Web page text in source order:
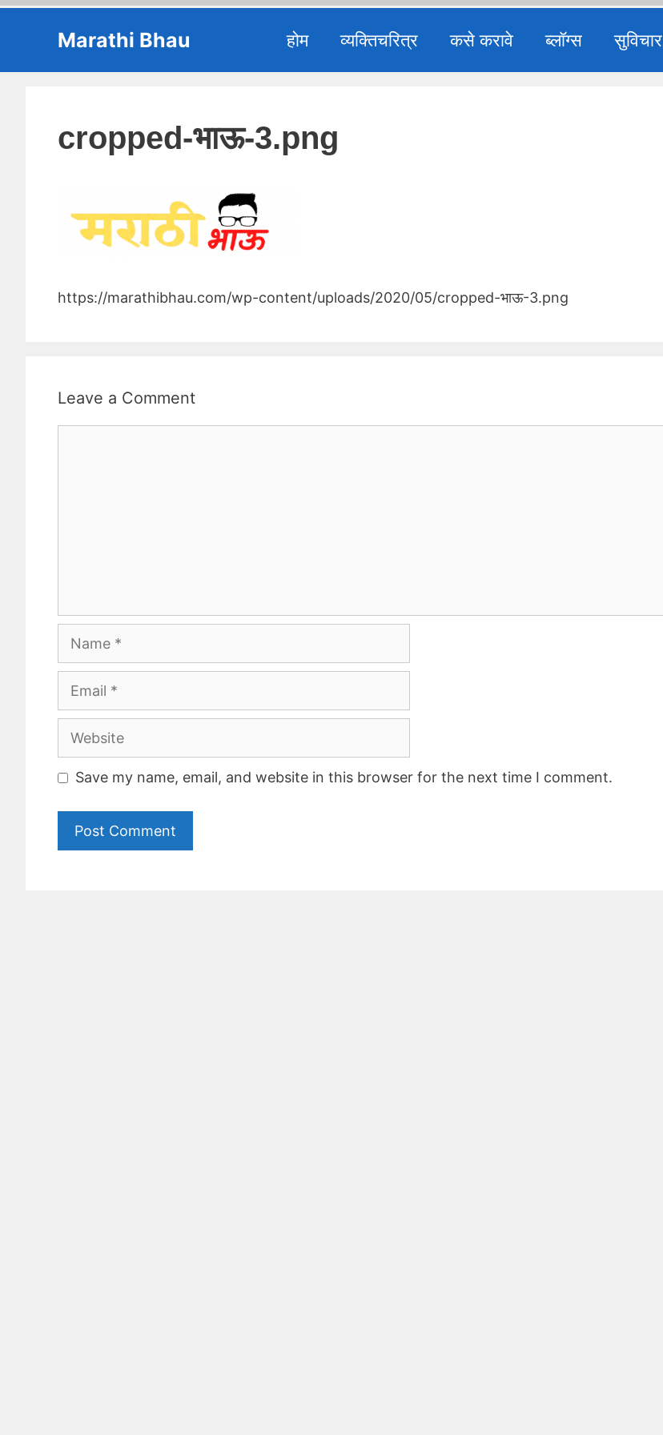
Marathi Bhau होम व्यक्तिचरित्र कसे करावे ब्लॉग्स सुविचार
cropped-भाऊ-3.png
https://marathibhau.com/wp-content/uploads/2020/05/cropped-भाऊ-3.png
Leave a Comment
Name
Email
Website
Save my name, email, and website in this browser for the next time I comment.